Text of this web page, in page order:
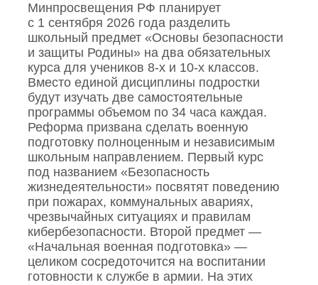
Минпросвещения РФ планирует
с 1 сентября 2026 года разделить
школьный предмет «Основы безопасности
и защиты Родины» на два обязательных
курса для учеников 8‑х и 10‑х классов.
Вместо единой дисциплины подростки
будут изучать две самостоятельные
программы объемом по 34 часа каждая.
Реформа призвана сделать военную
подготовку полноценным и независимым
школьным направлением. Первый курс
под названием «Безопасность
жизнедеятельности» посвятят поведению
при пожарах, коммунальных авариях,
чрезвычайных ситуациях и правилам
кибербезопасности. Второй предмет —
«Начальная военная подготовка» —
целиком сосредоточится на воспитании
готовности к службе в армии. На этих